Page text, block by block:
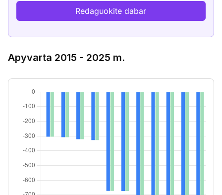
Redaguokite dabar
Apyvarta 2015 - 2025 m.